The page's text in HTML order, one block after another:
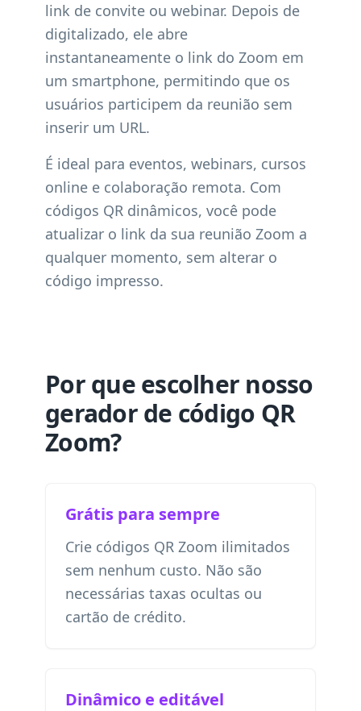
link de convite ou webinar. Depois de
digitalizado, ele abre
instantaneamente o link do Zoom em
um smartphone, permitindo que os
usuários participem da reunião sem
inserir um URL.
É ideal para eventos, webinars, cursos
online e colaboração remota. Com
códigos QR dinâmicos, você pode
atualizar o link da sua reunião Zoom a
qualquer momento, sem alterar o
código impresso.
Por que escolher nosso
gerador de código QR
Zoom?
Grátis para sempre
Crie códigos QR Zoom ilimitados
sem nenhum custo. Não são
necessárias taxas ocultas ou
cartão de crédito.
Dinâmico e editável